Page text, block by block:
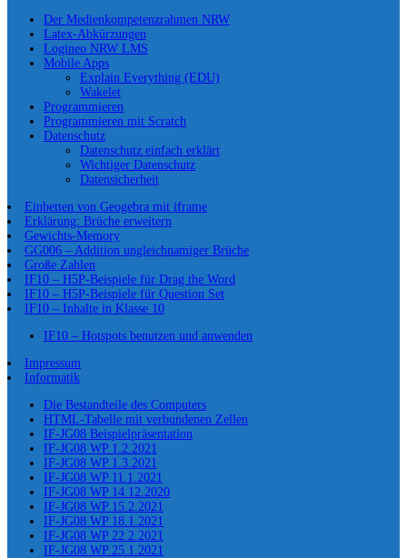
Der Medienkompetenzrahmen NRW
Latex-Abkürzungen
Logineo NRW LMS
Mobile Apps
Explain Everything (EDU)
Wakelet
Programmieren
Programmieren mit Scratch
Datenschutz
Datenschutz einfach erklärt
Wichtiger Datenschutz
Datensicherheit
Einbetten von Geogebra mit iframe
Erklärung: Brüche erweitern
Gewichts-Memory
GG006 – Addition ungleichnamiger Brüche
Große Zahlen
IF10 – H5P-Beispiele für Drag the Word
IF10 – H5P-Beispiele für Question Set
IF10 – Inhalte in Klasse 10
IF10 – Hotspots benutzen und anwenden
Impressum
Informatik
Die Bestandteile des Computers
HTML-Tabelle mit verbundenen Zellen
IF-JG08 Beispielpräsentation
IF-JG08 WP 1.2.2021
IF-JG08 WP 1.3.2021
IF-JG08 WP 11.1.2021
IF-JG08 WP 14.12.2020
IF-JG08 WP 15.2.2021
IF-JG08 WP 18.1.2021
IF-JG08 WP 22.2.2021
IF-JG08 WP 25.1.2021